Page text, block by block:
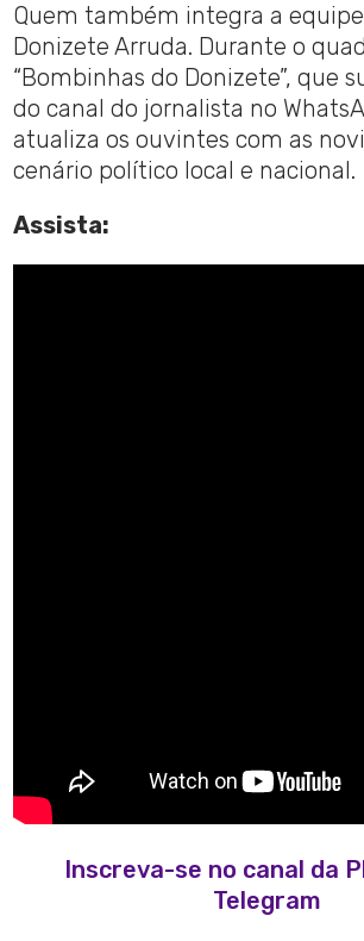
Quem também integra a
Donizete Arruda. Durante o
“Bombinhas do Donizete”, que
do canal do jornalista no
atualiza os ouvintes com as
cenário político local e nacional.
Assista:
Inscreva-se no canal da
Telegram